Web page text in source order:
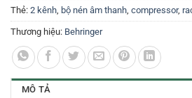
Thẻ: 2 kênh bộ nén âm thanh compressor,
Thương hiệu: Behringer
MÔ TẢ